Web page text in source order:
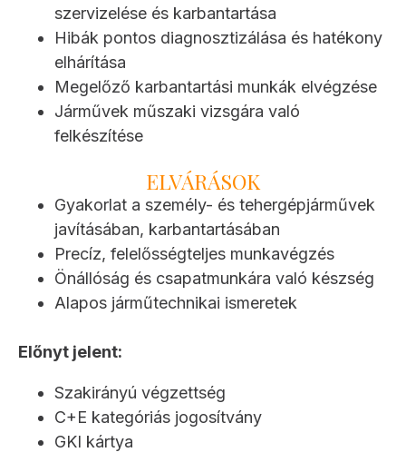
szervizelése és karbantartása
Hibák pontos diagnosztizálása és hatékony
elhárítása
Megelőző karbantartási munkák elvégzése
Járművek műszaki vizsgára való
felkészítése
ELVÁRÁSOK
Gyakorlat a személy- és tehergépjárművek
javításában, karbantartásában
Precíz, felelősségteljes munkavégzés
Önállóság és csapatmunkára való készség
Alapos járműtechnikai ismeretek
Előnyt jelent:
Szakirányú végzettség
C+E kategóriás jogosítvány
GKI kártya